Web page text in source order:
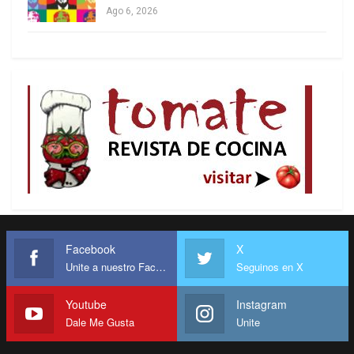
Ago 6, 2026
Facebook
Unite a nuestro Facebook
X
Seguinos en X
Youtube
Dale Me Gusta
Instagram
Unite